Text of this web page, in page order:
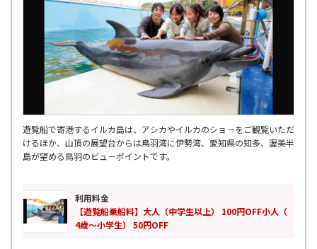
遊覧船で寄港するイルカ島は、アシカやイルカのショ－をご観覧いただ
けるほか、山頂の展望台からは鳥羽湾に伊勢湾、愛知県の知多、渥美半
島が望める鳥羽のビュ－ポイントです。
利用料金
【遊覧船乗船料】大人（中学生以上） 100円OFF小人（
4歳～小学生） 50円OFF